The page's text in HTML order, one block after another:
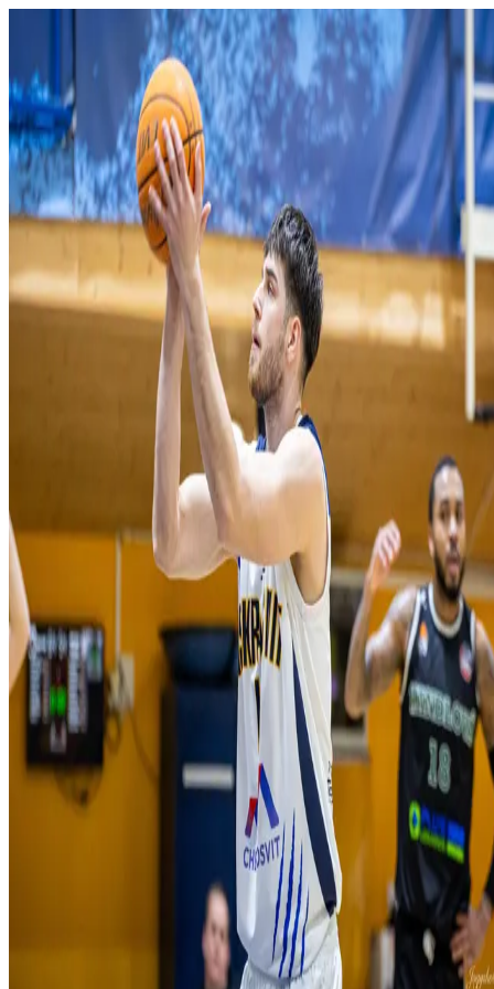
Domov
O klube
O násHistória Iskra Aréna Kontakt
NovinkyKalendár
Mládež